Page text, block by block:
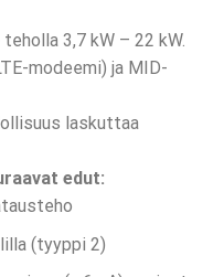
3,7 kW – 22 kW.
modeemi) ja MID-
laskuttaa
edut:
(tyyppi 2)